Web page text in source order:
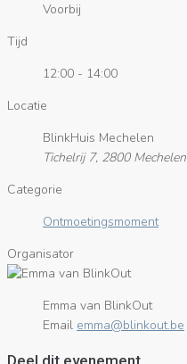
Voorbij
Tijd
12:00 - 14:00
Locatie
BlinkHuis Mechelen
Tichelrij 7, 2800 Mechelen
Categorie
Ontmoetingsmoment
Organisator
Emma van BlinkOut
Email eb.tuoknilb@amme
Deel dit evenement